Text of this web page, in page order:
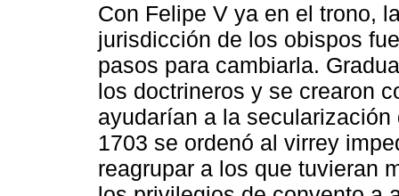
Con Felipe V ya en el trono,
jurisdicción de los obispos
pasos para cambiarla.
los doctrineros y se crearon
ayudarían a la
1703 se ordenó al virrey
reagrupar a los que tuvieran